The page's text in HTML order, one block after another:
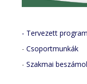
- Tervezett
-Csoportmunkák
-Szakmai